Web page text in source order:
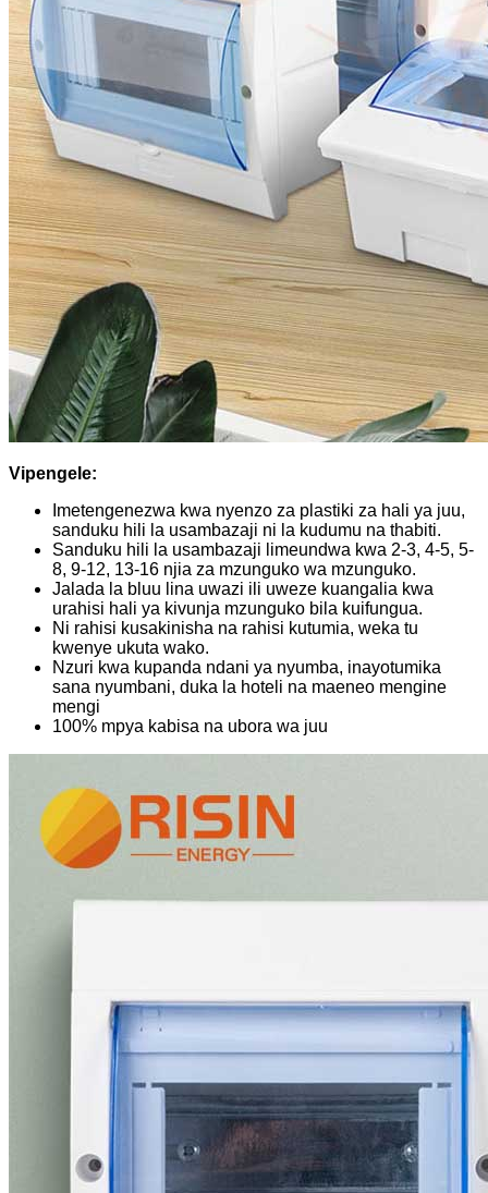
Vipengele:
Imetengenezwa kwa nyenzo za plastiki za hali ya juu,
sanduku hili la usambazaji ni la kudumu na thabiti.
Sanduku hili la usambazaji limeundwa kwa 2-3, 4-5, 5-
8, 9-12, 13-16 njia za mzunguko wa mzunguko.
Jalada la bluu lina uwazi ili uweze kuangalia kwa
urahisi hali ya kivunja mzunguko bila kuifungua.
Ni rahisi kusakinisha na rahisi kutumia, weka tu
kwenye ukuta wako.
Nzuri kwa kupanda ndani ya nyumba, inayotumika
sana nyumbani, duka la hoteli na maeneo mengine
mengi
100% mpya kabisa na ubora wa juu